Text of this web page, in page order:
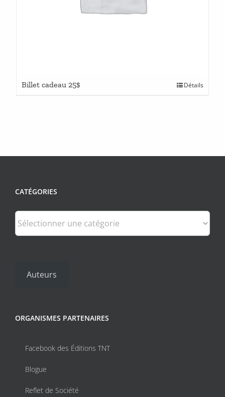
Billet cadeau 25$ Détails
CATÉGORIES
Catégories
Auteurs
ORGANISMES PARTENAIRES
Facebook des Éditions TNT
Blogue
Reflet de Société